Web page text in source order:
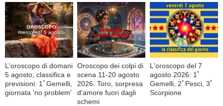
L'oroscopo di domani
5 agosto, classifica e
previsioni: 1ﾟGemelli,
giornata 'no problem'
Oroscopo dei colpi di
scena 11-20 agosto
2026: Toro, sorpresa
d'amore fuori dagli
schemi
L'oroscopo del 7
agosto 2026: 1ﾟ
Gemelli, 2ﾟPesci, 3ﾟ
Scorpione